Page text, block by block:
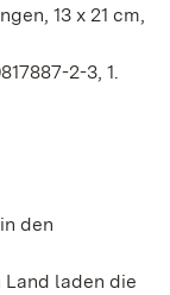
13 x 21 cm,
2-3, 1.
den
Land laden die